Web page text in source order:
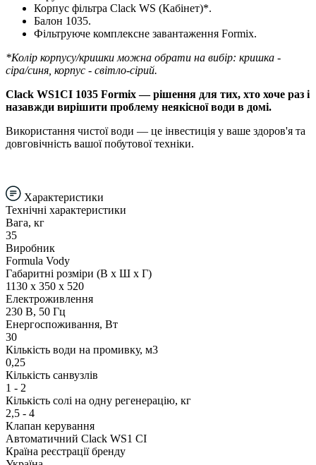
Корпус фільтра Clack WS (Кабінет)*.
Балон 1035.
Фільтруюче комплексне завантаження Formix.
*Колір корпусу/кришки можна обрати на вибір: кришка -
сіра/cиня, корпус - світло-сірий.
Clack WS1CI 1035 Formix — рішення для тих, хто хоче раз і
назавжди вирішити проблему неякісної води в домі.
Використання чистої води — це інвестиція у ваше здоров'я та
довговічність вашої побутової техніки.
Характеристики
Технічні характеристики
Вага, кг
35
Виробник
Formula Vody
Габаритні розміри (В х Ш х Г)
1130 х 350 х 520
Електроживлення
230 В, 50 Гц
Енергоспоживання, Вт
30
Кількість води на промивку, м3
0,25
Кількість санвузлів
1 - 2
Кількість солі на одну регенерацію, кг
2,5 - 4
Клапан керування
Автоматичний Clack WS1 СI
Країна реєстрації бренду